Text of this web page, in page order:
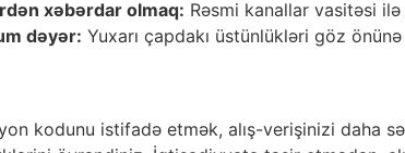
xəbərdar olmaq: Rəsmi kanallar vasitəsi
dəyər: Yuxarı çapdakı üstünlükləri göz
kodunu istifadə etmək, alış-verişinizi daha